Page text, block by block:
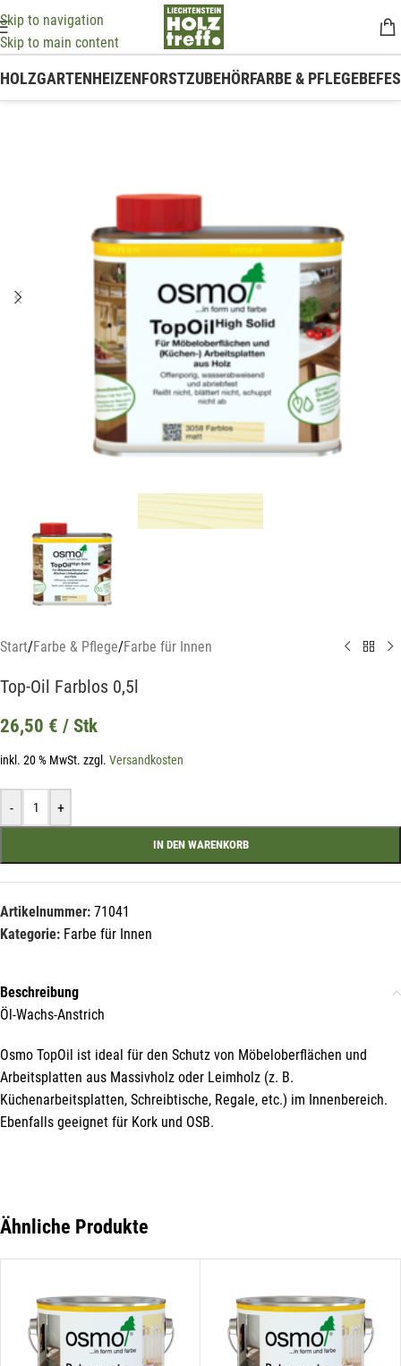
Skip to navigation
Skip to main content
HOLZGARTENHEIZENFORSTZUBEHÖRFARBE & PFLEGE
Start/Farbe & Pflege/Farbe für Innen
Top-Oil Farblos 0,5l
26,50 € / Stk
inkl. 20 % MwSt. zzgl. Versandkosten
- +
IN DEN WARENKORB
Artikelnummer: 71041
Kategorie: Farbe für Innen
Beschreibung
Öl-Wachs-Anstrich
Osmo TopOil ist ideal für den Schutz von Möbeloberflächen und
Arbeitsplatten aus Massivholz oder Leimholz (z. B.
Küchenarbeitsplatten, Schreibtische, Regale, etc.) im Innenbereich.
Ebenfalls geeignet für Kork und OSB.
Ähnliche Produkte
Mit unserem Newsletter sind Sie
immer top-informiert über
Veranstaltungen und Aktionen
unseres Unternehmens.
E-Mail*
Hiermit erkläre ich mich damit einverstanden, dass die Daten
widerrufen werden.